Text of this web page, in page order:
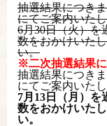
抽選結果につき
にてご案内いた
6月30日（火）を
数をおかけいた
い。
※二次抽選結果
抽選結果につき
にてご案内いたし
7月13日（月）を
数をおかけいた
い。